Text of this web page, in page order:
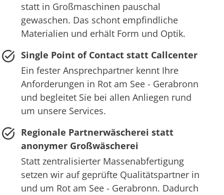
statt in Großmaschinen pauschal
gewaschen. Das schont empfindliche
Materialien und erhält Form und Optik.
Single Point of Contact statt Callcenter
Ein fester Ansprechpartner kennt Ihre
Anforderungen in Rot am See - Gerabronn
und begleitet Sie bei allen Anliegen rund
um unsere Services.
Regionale Partnerwäscherei statt
anonymer Großwäscherei
Statt zentralisierter Massenabfertigung
setzen wir auf geprüfte Qualitätspartner in
und um Rot am See - Gerabronn. Dadurch